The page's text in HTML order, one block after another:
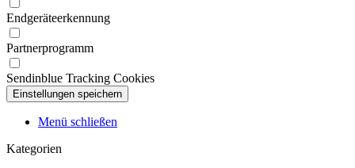
Endgeräteerkennung
Partnerprogramm
Sendinblue Tracking Cookies
Menü schließen
Kategorien